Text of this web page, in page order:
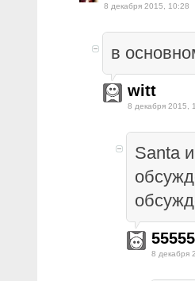
8 декабря 2015, 10:28
в
witt
8 декабря 2015,
Santa
55555
8 декабря